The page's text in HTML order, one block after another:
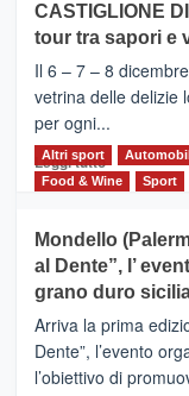
MOIO
–
Vivicittà,
alla
scoperta
del
territorio,
e
messaggi
di
CASTIGLIONE
tour tra sapori e
Il 6 – 7 – 8
vetrina delle delizie
per ogni...
Leggi tuttoLeggi
di
DI
SICILIA
(Ct)
–
Il
Borgo
Altri sport
Food & Wine
Sport
Mondello
al Dente”, l’
grano duro
Arriva la prima
Dente”, l’evento
l’obiettivo di